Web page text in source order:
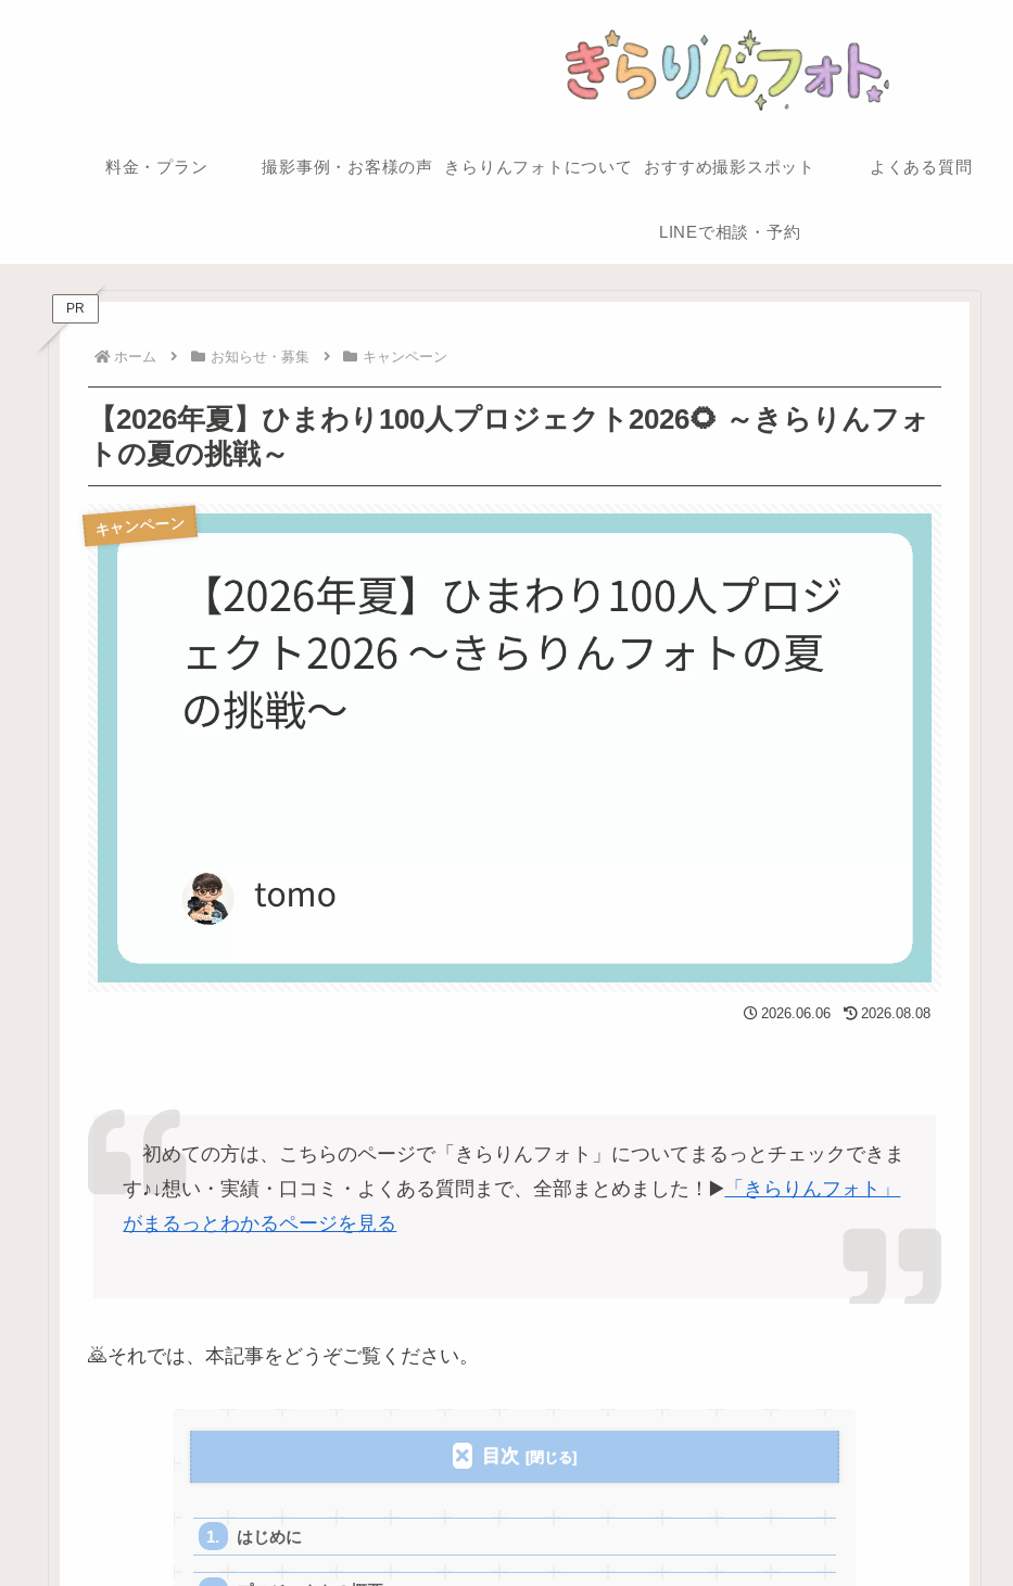
料金・プラン 撮影事例・お客様の声 きらりんフォトについて おすすめ撮影スポット よくある質問
LINEで相談・予約
PR
ホーム お知らせ・募集 キャンペーン
【2026年夏】ひまわり100人プロジェクト2026🌻 ～きらりんフォ
トの夏の挑戦～
キャンペーン
2026.06.06 2026.08.08
初めての方は、こちらのページで「きらりんフォト」についてまるっとチェックできま
す♪↓想い・実績・口コミ・よくある質問まで、全部まとめました！▶️ 「きらりんフォト」
がまるっとわかるページを見る
🙇それでは、本記事をどうぞご覧ください。
目次
はじめに